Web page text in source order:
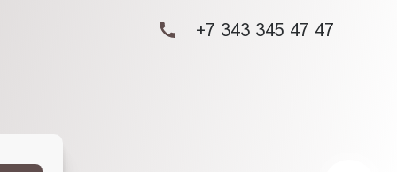
+7 343 345 47 47